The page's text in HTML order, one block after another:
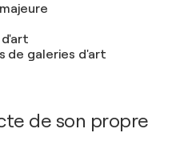
de galeries d'art
de son propre